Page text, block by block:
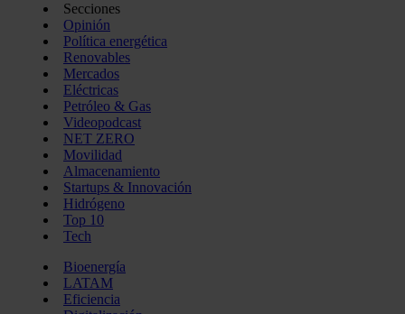
Secciones
Opinión
Política energética
Renovables
Mercados
Eléctricas
Petróleo & Gas
Videopodcast
NET ZERO
Movilidad
Almacenamiento
Startups & Innovación
Hidrógeno
Top 10
Tech
Bioenergía
LATAM
Eficiencia